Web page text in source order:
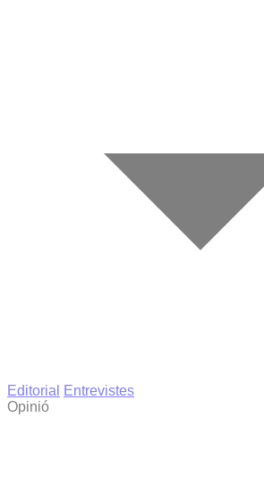
Editorial
Entrevistes
Opinió